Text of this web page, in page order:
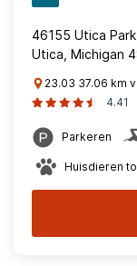
46155 Utica
Utica, Michigan
23.03 37.06 km
4.41
Parkeren
Huisdieren